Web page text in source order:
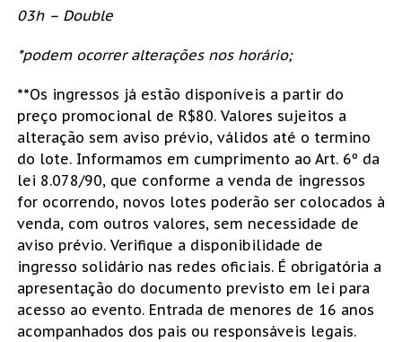
03h – Double
*podem ocorrer alterações nos horário;
**Os ingressos já estão disponíveis a partir do
preço promocional de R$80. Valores sujeitos a
alteração sem aviso prévio, válidos até o termino
do lote. Informamos em cumprimento ao Art. 6º da
lei 8.078/90, que conforme a venda de ingressos
for ocorrendo, novos lotes poderão ser colocados à
venda, com outros valores, sem necessidade de
aviso prévio. Verifique a disponibilidade de
ingresso solidário nas redes oficiais. É obrigatória a
apresentação do documento previsto em lei para
acesso ao evento. Entrada de menores de 16 anos
acompanhados dos pais ou responsáveis legais.